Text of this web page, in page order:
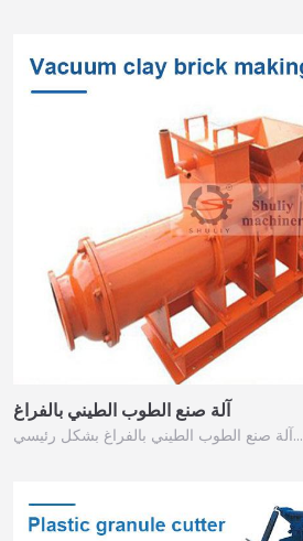
آلة صنع الطوب الطيني بالفراغ
آلة صنع الطوب الطيني بالفراغ بشكل رئيسي…